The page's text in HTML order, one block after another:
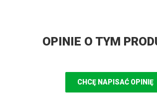
OPINIE O TYM
CHCĘ NAPISAĆ OPINIĘ